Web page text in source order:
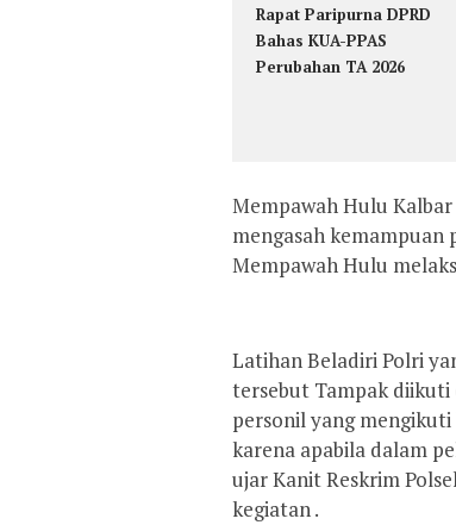
Rapat Paripurna DPRD
Bahas KUA-PPAS
Perubahan TA 2026
Mempawah Hulu
mengasah kemampuan
Mempawah Hulu
Latihan Beladiri Polri
tersebut Tampak diikuti
personil yang
karena apabila dalam
ujar Kanit Reskrim
kegiatan .